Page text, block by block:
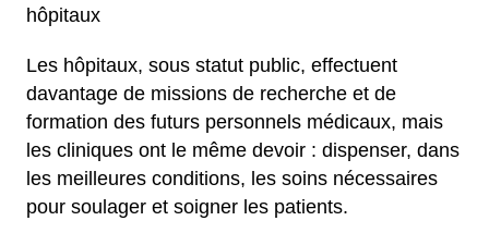
hôpitaux
Les hôpitaux, sous statut public, effectuent
davantage de missions de recherche et de
formation des futurs personnels médicaux, mais
les cliniques ont le même devoir : dispenser, dans
les meilleures conditions, les soins nécessaires
pour soulager et soigner les patients.